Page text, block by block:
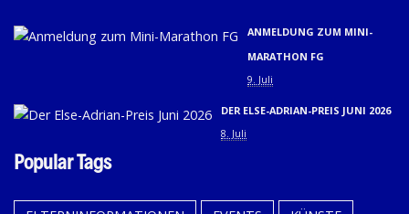
ANMELDUNG ZUM MINI-
MARATHON FG
9. Juli
DER ELSE-ADRIAN-PREIS JUNI 2026
8. Juli
Popular Tags